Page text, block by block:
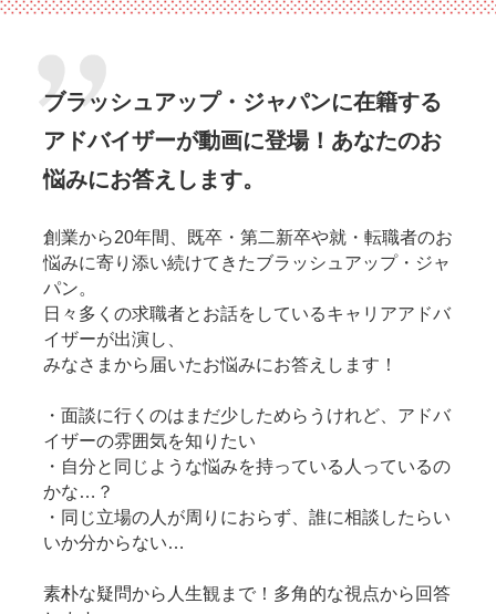
ブラッシュアップ・ジャパンに在籍する
アドバイザーが動画に登場！あなたのお
悩みにお答えします。
創業から20年間、既卒・第二新卒や就・転職者のお
悩みに寄り添い続けてきたブラッシュアップ・ジャ
パン。
日々多くの求職者とお話をしているキャリアアドバ
イザーが出演し、
みなさまから届いたお悩みにお答えします！
・面談に行くのはまだ少しためらうけれど、アドバ
イザーの雰囲気を知りたい
・自分と同じような悩みを持っている人っているの
かな…？
・同じ立場の人が周りにおらず、誰に相談したらい
いか分からない…
素朴な疑問から人生観まで！多角的な視点から回答